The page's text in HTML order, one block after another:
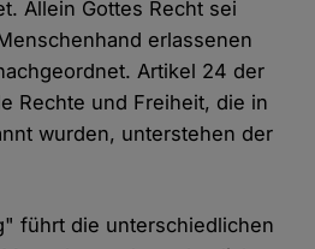
Allein Gottes Recht sei
erlassenen
Artikel 24 der
Rechte und Freiheit, die in
wurden, unterstehen der
führt die unterschiedlichen